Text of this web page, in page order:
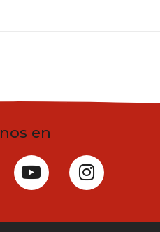
en